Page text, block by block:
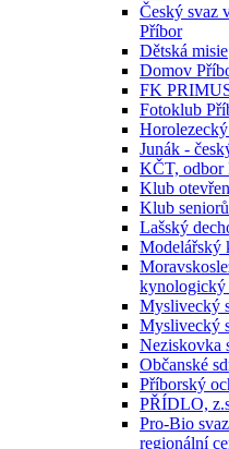
Český svaz
Příbor
Dětská misie
Domov
FK
Fotoklub
Junák -
KČT, odbor
Klub
Klub
Lašský
Modelářský
Myslivecký
Myslivecký
Neziskovka
Občanské
Příborský
PŘÍDLO,
Pro-Bio
regionální